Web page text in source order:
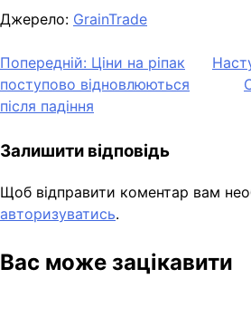
Джерело: GrainTrade
Навігація
записів
Попередній: Ціни на ріпак
поступово відновлюються
після падіння
Залишити відповідь
Щоб відправити коментар вам
авторизуватись.
Вас може зацікавити